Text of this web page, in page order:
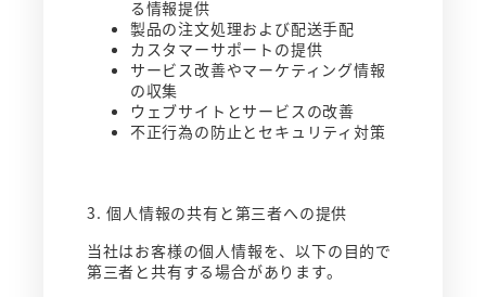
る情報提供
製品の注文処理および配送手配
カスタマーサポートの提供
サービス改善やマーケティング情報
の収集
ウェブサイトとサービスの改善
不正行為の防止とセキュリティ対策
3. 個人情報の共有と第三者への提供
当社はお客様の個人情報を、以下の目的で
第三者と共有する場合があります。